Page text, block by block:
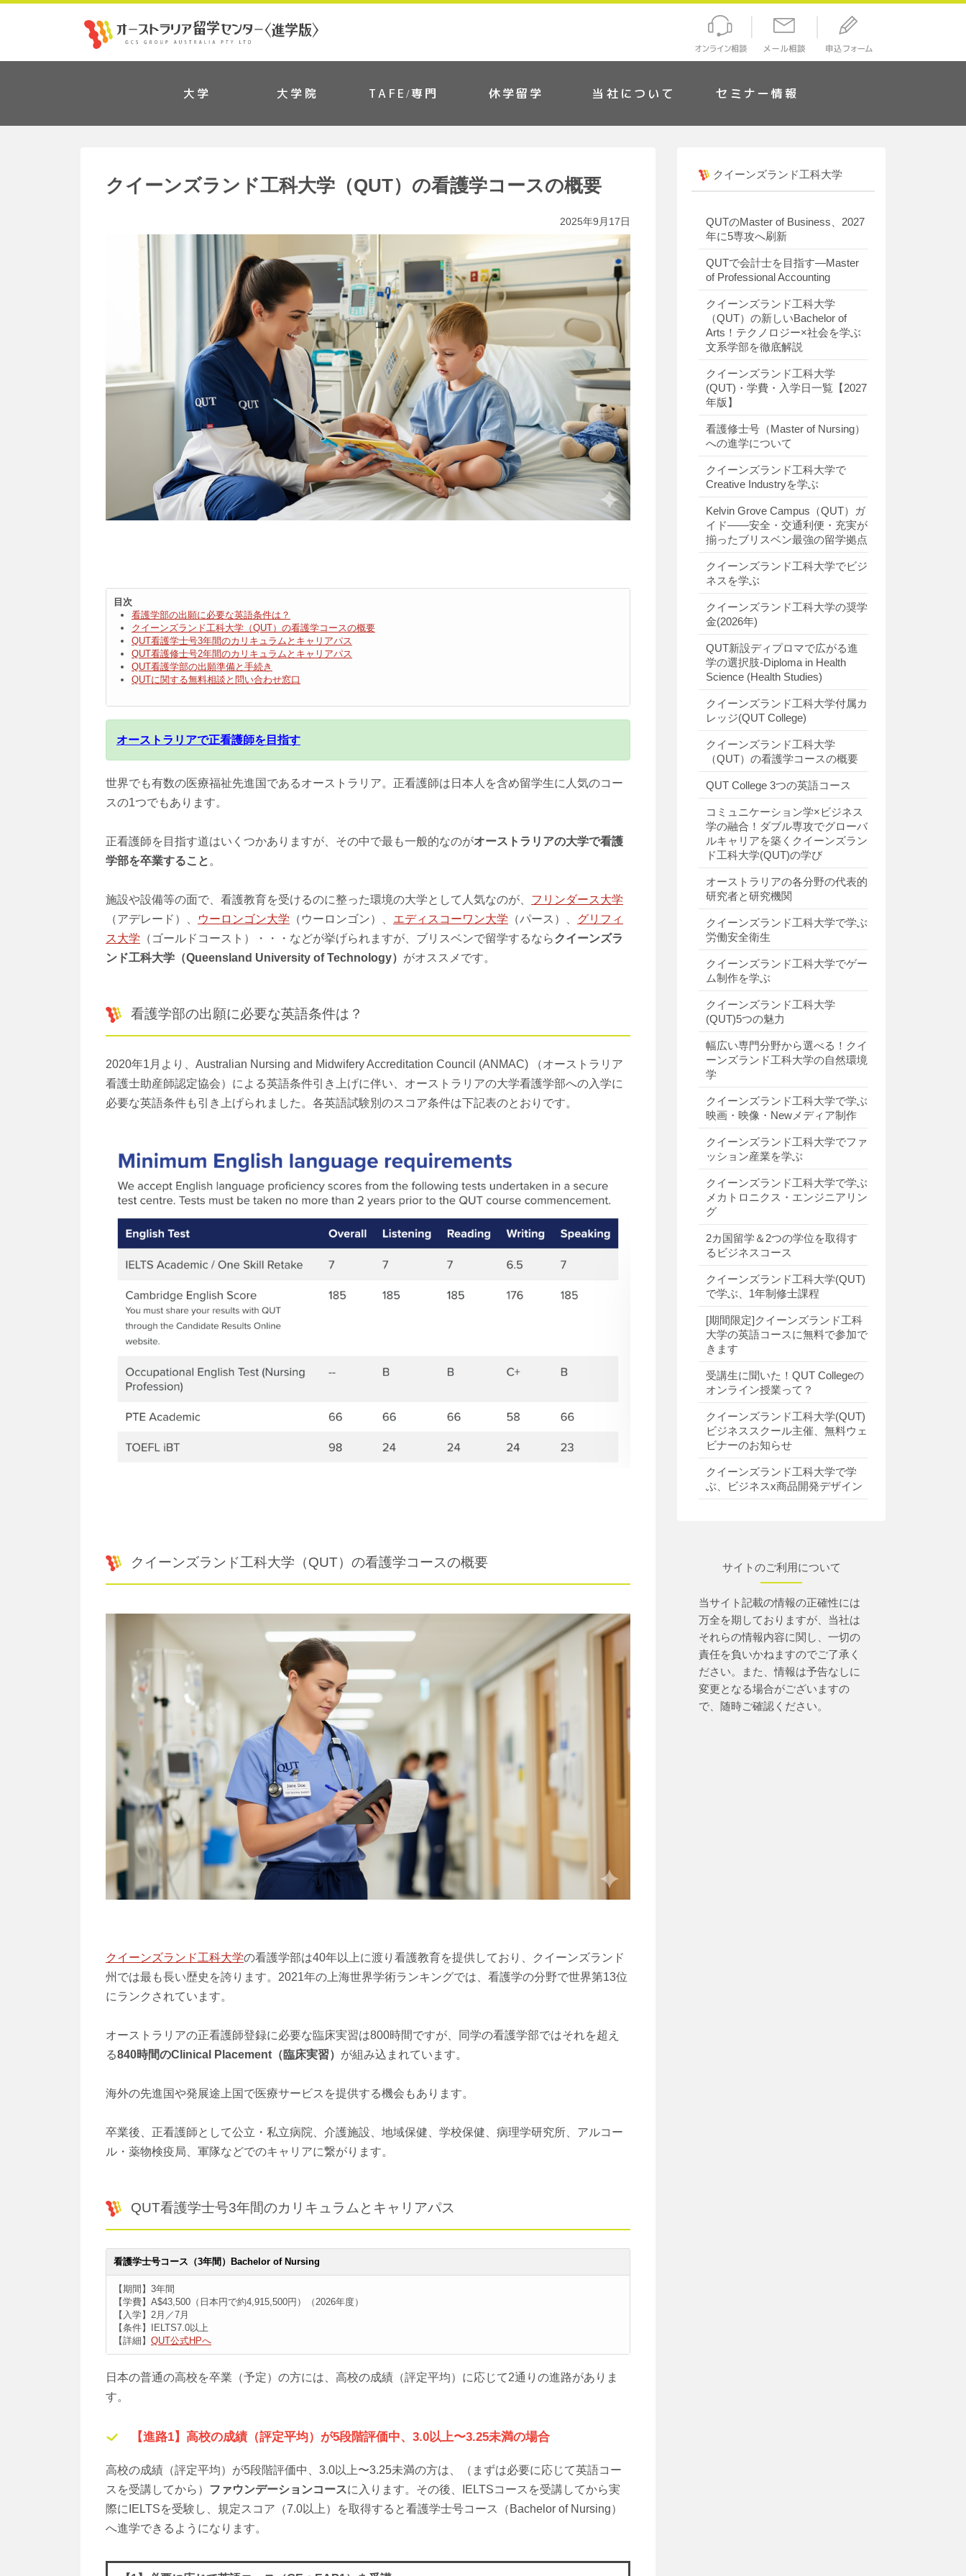
大学 大学院 TAFE/専門 休学留学 当社について セミナー情報
クイーンズランド工科大学（QUT）の看護学コースの概要
2025年9月17日
目次
看護学部の出願に必要な英語条件は？
クイーンズランド工科大学（QUT）の看護学コースの概要
QUT看護学士号3年間のカリキュラムとキャリアパス
QUT看護修士号2年間のカリキュラムとキャリアパス
QUT看護学部の出願準備と手続き
QUTに関する無料相談と問い合わせ窓口
オーストラリアで正看護師を目指す
世界でも有数の医療福祉先進国であるオーストラリア。正看護師は日本人を含め留学生に人気のコー
スの1つでもあります。
正看護師を目指す道はいくつかありますが、その中で最も一般的なのがオーストラリアの大学で看護
学部を卒業すること 。
施設や設備等の面で、看護教育を受けるのに整った環境の大学として人気なのが、 フリンダース大学
（アデレード）、
ウーロンゴン大学 （ウーロンゴン）、 エディスコーワン大学 （パース）、 グリフィ
ス大学 （ゴールドコースト）・・・などが挙げられますが、ブリスベンで留学するならクイーンズラ
ンド工科大学（Queensland University of Technology） がオススメです。
看護学部の出願に必要な英語条件は？
2020年1月より、Australian Nursing and Midwifery Accreditation Council (ANMAC) （オーストラリア
看護士助産師認定協会）による英語条件引き上げに伴い、オーストラリアの大学看護学部への入学に
必要な英語条件も引き上げられました。各英語試験別のスコア条件は下記表のとおりです。
クイーンズランド工科大学（QUT）の看護学コースの概要
クイーンズランド工科大学の看護学部は40年以上に渡り看護教育を提供しており、クイーンズランド
州では最も長い歴史を誇ります。2021年の上海世界学術ランキングでは、看護学の分野で世界第13位
にランクされています。
オーストラリアの正看護師登録に必要な臨床実習は800時間ですが、同学の看護学部ではそれを超え
る840時間のClinical Placement（臨床実習） が組み込まれています。
海外の先進国や発展途上国で医療サービスを提供する機会もあります。
卒業後、正看護師として公立・私立病院、介護施設、地域保健、学校保健、病理学研究所、アルコー
ル・薬物検疫局、軍隊などでのキャリアに繋がります。
QUT看護学士号3年間のカリキュラムとキャリアパス
看護学士号コース（3年間）Bachelor of Nursing
【期間】3年間
【学費】A$43,500（日本円で約4,915,500円）（2026年度）
【入学】2月／7月
【条件】IELTS7.0以上
【詳細】 QUT公式HPへ
日本の普通の高校を卒業（予定）の方には、高校の成績（評定平均）に応じて2通りの進路がありま
す。
【進路1】高校の成績（評定平均）が5段階評価中、3.0以上〜3.25未満の場合
高校の成績（評定平均）が5段階評価中、3.0以上〜3.25未満の方は、（まずは必要に応じて英語コー
スを受講してから） ファウンデーションコースに入ります。その後、IELTSコースを受講してから実
際にIELTSを受験し、規定スコア（7.0以上）を取得すると看護学士号コース（Bachelor of Nursing）
へ進学できるようになります。
クイーンズランド工科大学
QUTのMaster of Business、2027
年に5専攻へ刷新
QUTで会計士を目指す―Master
of Professional Accounting
クイーンズランド工科大学
（QUT）の新しいBachelor of
Arts！テクノロジー×社会を学ぶ
文系学部を徹底解説
クイーンズランド工科大学
(QUT)・学費・入学日一覧【2027
年版】
看護修士号（Master of Nursing）
への進学について
クイーンズランド工科大学で
Creative Industryを学ぶ
Kelvin Grove Campus（QUT）ガ
イド――安全・交通利便・充実が
揃ったブリスベン最強の留学拠点
クイーンズランド工科大学でビジ
ネスを学ぶ
クイーンズランド工科大学の奨学
金(2026年)
QUT新設ディプロマで広がる進
学の選択肢-Diploma in Health
Science (Health Studies)
クイーンズランド工科大学付属カ
レッジ(QUT College)
クイーンズランド工科大学
（QUT）の看護学コースの概要
QUT College 3つの英語コース
コミュニケーション学×ビジネス
学の融合！ダブル専攻でグローバ
ルキャリアを築くクイーンズラン
ド工科大学(QUT)の学び
オーストラリアの各分野の代表的
研究者と研究機関
クイーンズランド工科大学で学ぶ
労働安全衛生
クイーンズランド工科大学でゲー
ム制作を学ぶ
クイーンズランド工科大学
(QUT)5つの魅力
幅広い専門分野から選べる！クイ
ーンズランド工科大学の自然環境
学
クイーンズランド工科大学で学ぶ
映画・映像・Newメディア制作
クイーンズランド工科大学でファ
ッション産業を学ぶ
クイーンズランド工科大学で学ぶ
メカトロニクス・エンジニアリン
グ
2カ国留学＆2つの学位を取得す
るビジネスコース
クイーンズランド工科大学(QUT)
で学ぶ、1年制修士課程
[期間限定]クイーンズランド工科
大学の英語コースに無料で参加で
きます
受講生に聞いた！QUT Collegeの
オンライン授業って？
クイーンズランド工科大学(QUT)
ビジネススクール主催、無料ウェ
ビナーのお知らせ
クイーンズランド工科大学で学
ぶ、ビジネスx商品開発デザイン
サイトのご利用について
当サイト記載の情報の正確性には
万全を期しておりますが、当社は
それらの情報内容に関し、一切の
責任を負いかねますのでご了承く
ださい。また、情報は予告なしに
変更となる場合がございますの
で、随時ご確認ください。